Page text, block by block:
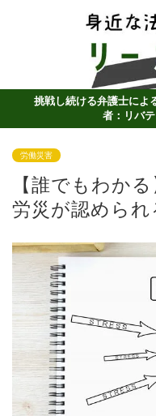
挑戦し続ける弁護士によ
者：リバテ
労働災害
【誰でもわか
労災が認めら